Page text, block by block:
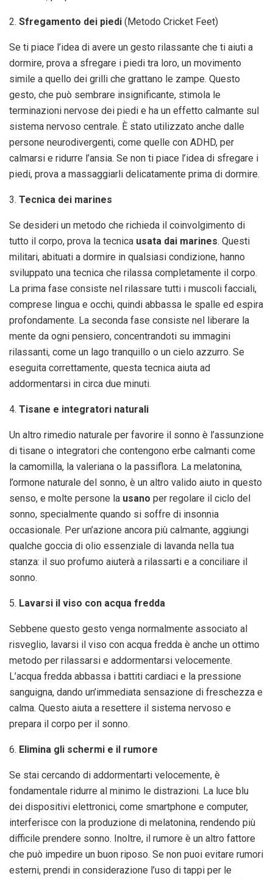
2. Sfregamento dei piedi (Metodo Cricket Feet)
Se ti piace l’idea di avere un gesto rilassante che ti aiuti a
dormire, prova a sfregare i piedi tra loro, un movimento
simile a quello dei grilli che grattano le zampe. Questo
gesto, che può sembrare insignificante, stimola le
terminazioni nervose dei piedi e ha un effetto calmante sul
sistema nervoso centrale. È stato utilizzato anche dalle
persone neurodivergenti, come quelle con ADHD, per
calmarsi e ridurre l’ansia. Se non ti piace l’idea di sfregare i
piedi, prova a massaggiarli delicatamente prima di dormire.
3. Tecnica dei marines
Se desideri un metodo che richieda il coinvolgimento di
tutto il corpo, prova la tecnica usata dai marines. Questi
militari, abituati a dormire in qualsiasi condizione, hanno
sviluppato una tecnica che rilassa completamente il corpo.
La prima fase consiste nel rilassare tutti i muscoli facciali,
comprese lingua e occhi, quindi abbassa le spalle ed espira
profondamente. La seconda fase consiste nel liberare la
mente da ogni pensiero, concentrandoti su immagini
rilassanti, come un lago tranquillo o un cielo azzurro. Se
eseguita correttamente, questa tecnica aiuta ad
addormentarsi in circa due minuti.
4. Tisane e integratori naturali
Un altro rimedio naturale per favorire il sonno è l’assunzione
di tisane o integratori che contengono erbe calmanti come
la camomilla, la valeriana o la passiflora. La melatonina,
l’ormone naturale del sonno, è un altro valido aiuto in questo
senso, e molte persone la usano per regolare il ciclo del
sonno, specialmente quando si soffre di insonnia
occasionale. Per un’azione ancora più calmante, aggiungi
qualche goccia di olio essenziale di lavanda nella tua
stanza: il suo profumo aiuterà a rilassarti e a conciliare il
sonno.
5. Lavarsi il viso con acqua fredda
Sebbene questo gesto venga normalmente associato al
risveglio, lavarsi il viso con acqua fredda è anche un ottimo
metodo per rilassarsi e addormentarsi velocemente.
L’acqua fredda abbassa i battiti cardiaci e la pressione
sanguigna, dando un’immediata sensazione di freschezza e
calma. Questo aiuta a resettere il sistema nervoso e
prepara il corpo per il sonno.
6. Elimina gli schermi e il rumore
Se stai cercando di addormentarti velocemente, è
fondamentale ridurre al minimo le distrazioni. La luce blu
dei dispositivi elettronici, come smartphone e computer,
interferisce con la produzione di melatonina, rendendo più
difficile prendere sonno. Inoltre, il rumore è un altro fattore
che può impedire un buon riposo. Se non puoi evitare rumori
esterni, prendi in considerazione l’uso di tappi per le